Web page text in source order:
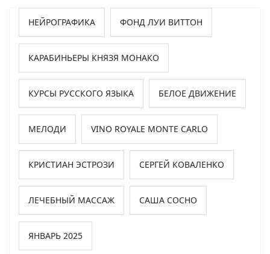
НЕЙРОГРАФИКА ФОНД ЛУИ ВИТТОН
КАРАБИНЬЕРЫ КНЯЗЯ МОНАКО
КУРСЫ РУССКОГО ЯЗЫКА БЕЛОЕ ДВИЖЕНИЕ
МЕЛОДИ VINO ROYALE MONTE CARLO
КРИСТИАН ЭСТРОЗИ СЕРГЕЙ КОВАЛЕНКО
ЛЕЧЕБНЫЙ МАССАЖ САША СОСНО
ЯНВАРЬ 2025